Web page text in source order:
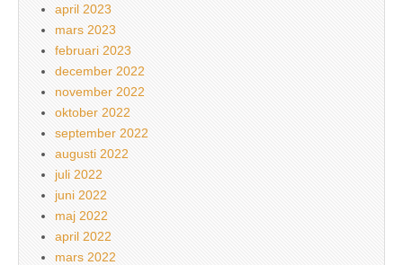
april 2023
mars 2023
februari 2023
december 2022
november 2022
oktober 2022
september 2022
augusti 2022
juli 2022
juni 2022
maj 2022
april 2022
mars 2022